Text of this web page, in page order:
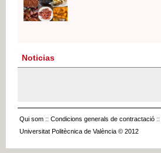
Noticias
Qui som :: Condicions generals de contractació ::
Universitat Politècnica de València © 2012